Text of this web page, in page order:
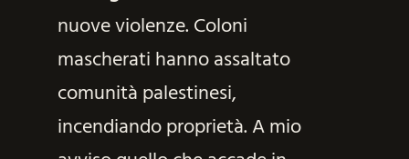
nuove violenze. Coloni
mascherati hanno assaltato
comunità palestinesi,
incendiando proprietà. A mio